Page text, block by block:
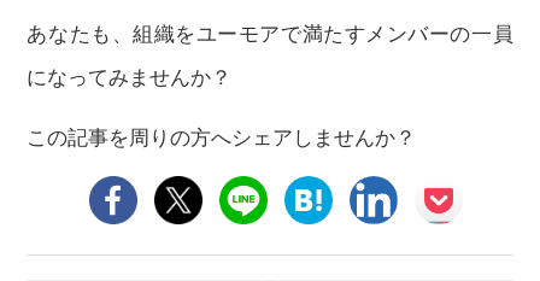
あなたも、組織をユーモアで満たすメンバーの一員
になってみませんか？
この記事を周りの方へシェアしませんか？